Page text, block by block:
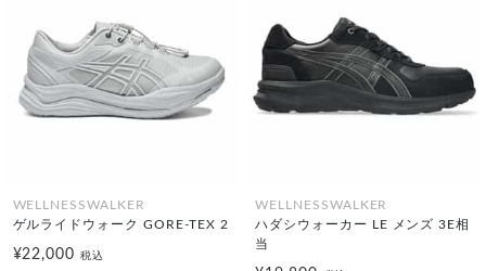
WELLNESSWALKER
ゲルライドウォーク GORE-TEX 2
¥22,000税込
WELLNESSWALKER
ハダシウォーカー LE メンズ 3E相
当